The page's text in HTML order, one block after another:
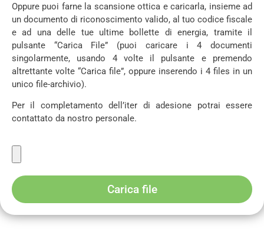
Oppure puoi farne la scansione ottica e caricarla, insieme ad
un documento di riconoscimento valido, al tuo codice fiscale
e ad una delle tue ultime bollette di energia, tramite il
pulsante “Carica File” (puoi caricare i 4 documenti
singolarmente, usando 4 volte il pulsante e premendo
altrettante volte “Carica file”, oppure inserendo i 4 files in un
unico file-archivio).
Per il completamento dell’iter di adesione potrai essere
contattato da nostro personale.
Carica file